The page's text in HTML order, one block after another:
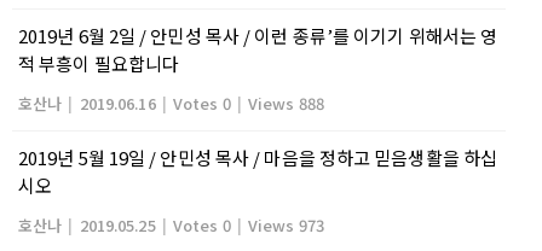
2019년 6월 2일 / 안민성 목사 / 이런 종류’를 이기기 위해서는 영
적 부흥이 필요합니다
호산나 | 2019.06.16 | Votes 0 | Views 888
2019년 5월 19일 / 안민성 목사 / 마음을 정하고 믿음생활을 하십
시오
호산나 | 2019.05.25 | Votes 0 | Views 973